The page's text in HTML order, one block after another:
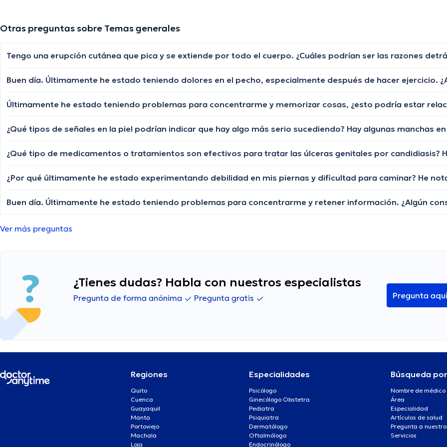
Otras preguntas sobre Temas generales
Ver más preguntas
¿Tienes dudas? Habla con nuestros especialistas
Pregunta de forma anónima Pregunta gratis Pregunta aquí
Regiones
Quito
Cuenca
Guayaquil
Manta
Portoviejo
Machala
Loja
Especialidades
Psicólogo
Ginecólogo Obstetra
Pediatra
Psiquiatra
Dermatólogo
Oftalmólogo
Endocrinólogo
Búsqueda por
Nombre de médico
Área
Especialidad
Artículos de salud
Pregunta a
Servicios